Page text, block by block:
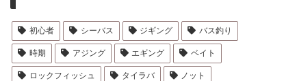
初心者 シーバス ジギング バス釣り
時期 アジング エギング ベイト
ロックフィッシュ タイラバ ノット